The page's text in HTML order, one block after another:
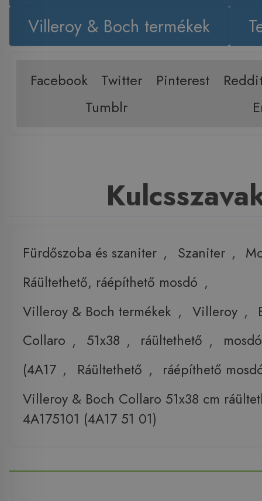
Villeroy & Boch termékek
Facebook Twitter Pinterest
Tumblr
Fürdőszoba és szaniter , Szaniter ,
Ráültethető, ráépíthető mosdó ,
Villeroy & Boch termékek , Villeroy ,
Collaro , 51x38 , ráültethető ,
mosdó
(4A17 , Ráültethető ,
ráépíthető
Villeroy & Boch Collaro 51x38 cm
4A175101 (4A17 51 01)